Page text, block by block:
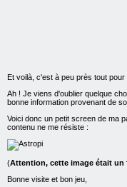
Et voilà, c'est à peu près tout
Ah ! Je viens d'oublier quelque
bonne information provenant de
Voici donc un petit screen de ma
contenu ne me résiste :
(Attention, cette image était un
Bonne visite et bon jeu,